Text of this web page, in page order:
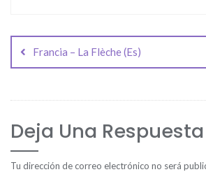
de
entradas
Francia – La Flèche (Es)
Deja Una Respuesta
Tu dirección de correo electrónico no será